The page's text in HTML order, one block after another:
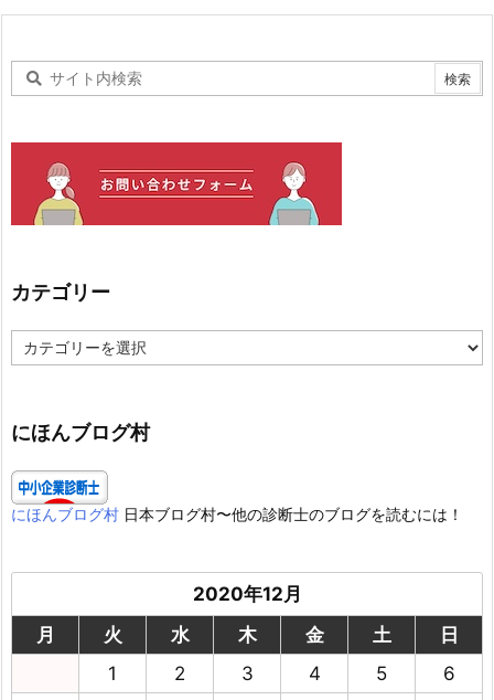
カテゴリー
テ
ー
にほんブログ村
にほんブログ村 日本ブログ村〜他の診断士のブログを読むには！
2020年12月
月
火 水 木 金 土
日
1
2 3 4 5
6